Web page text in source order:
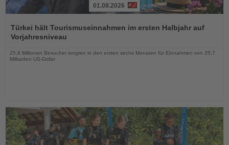
Sie
die
Nachrichten
01.08.2026
Türkei hält Tourismuseinnahmen im ersten Halbjahr auf
Vorjahresniveau
25,8 Millionen Besucher sorgten in den ersten sechs Monaten für Einnahmen von 25,7
Milliarden US-Dollar